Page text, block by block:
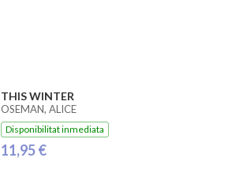
THIS WINTER
OSEMAN, ALICE
Disponibilitat inmediata
11,95 €